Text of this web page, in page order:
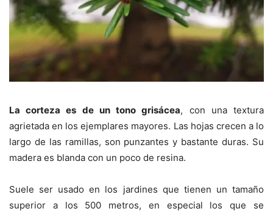
La corteza es de un tono grisácea, con una textura
agrietada en los ejemplares mayores. Las hojas crecen a lo
largo de las ramillas, son punzantes y bastante duras. Su
madera es blanda con un poco de resina.
Suele ser usado en los jardines que tienen un tamaño
superior a los 500 metros, en especial los que se